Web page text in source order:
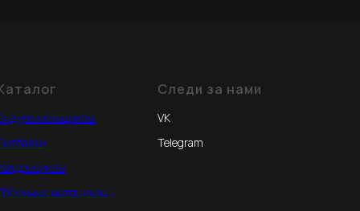
мотоциклы
мотоциклы
Следи за нами
VK
Telegram